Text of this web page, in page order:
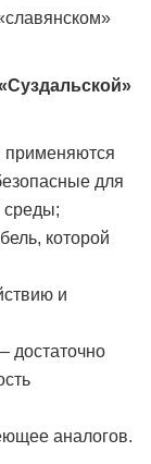
применяются
для
среды;
которой
и
достаточно
аналогов.